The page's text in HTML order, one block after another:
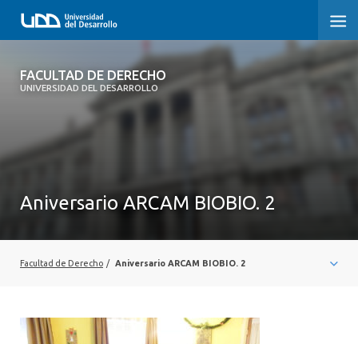
FACULTAD DE DERECHO
UNIVERSIDAD DEL DESARROLLO
FACULTAD DE DERECHO
SOBRE LA FACULTAD
VINCULACIÓN CON EL MEDIO
Aniversario ARCAM BIOBIO. 2
Facultad de Derecho / Aniversario ARCAM BIOBIO. 2